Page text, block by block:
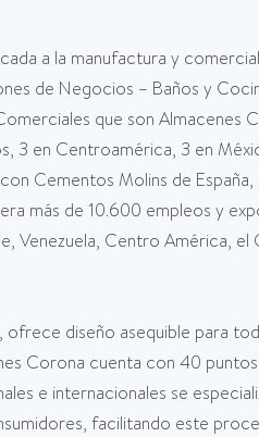
a la manufactura y
de Negocios – Baños y
que son Almacenes
3 en Centroamérica, 3 en
Cementos Molins de
más de 10.600 empleos y
Venezuela, Centro América, el
ofrece diseño asequible para
Corona cuenta con 40
e internacionales se
facilitando este